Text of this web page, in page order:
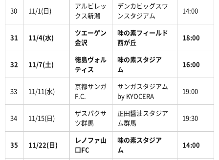
30 11/1(日)
アルビレッ
クス新潟
デンカビッグスワ
ンスタジアム
14:00
31 11/4(水)
ツエーゲン
金沢
味の素フィールド
西が丘
18:00
32 11/7(土)
徳島ヴォル
ティス
味の素スタジア
ム
16:00
33 11/11(水)
京都サンガ
F.C.
サンガスタジアム
by KYOCERA
19:00
34 11/15(日)
ザスパクサ
ツ群馬
正田醤油スタジア
ム群馬
19:30
35 11/22(日)
レノファ山
口FC
味の素スタジア
ム
14:00